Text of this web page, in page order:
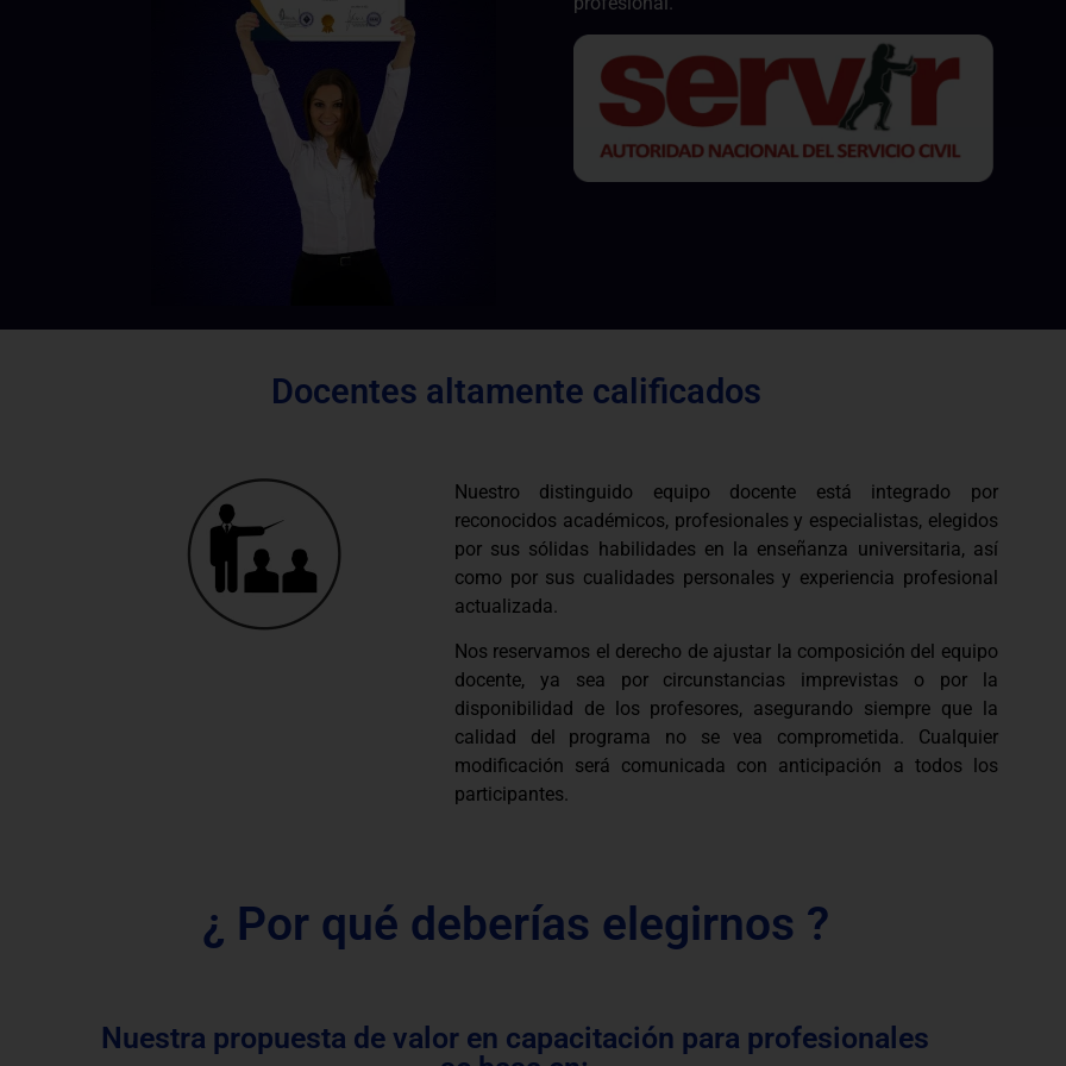
Docentes altamente calificados
Nuestro distinguido equipo docente está integrado por
reconocidos académicos, profesionales y especialistas, elegidos
por sus sólidas habilidades en la enseñanza universitaria, así
como por sus cualidades personales y experiencia profesional
actualizada.
Nos reservamos el derecho de ajustar la composición del equipo
docente, ya sea por circunstancias imprevistas o por la
disponibilidad de los profesores, asegurando siempre que la
calidad del programa no se vea comprometida. Cualquier
modificación será comunicada con anticipación a todos los
participantes.
¿ Por qué deberías elegirnos ?
Nuestra propuesta de valor en capacitación para profesionales